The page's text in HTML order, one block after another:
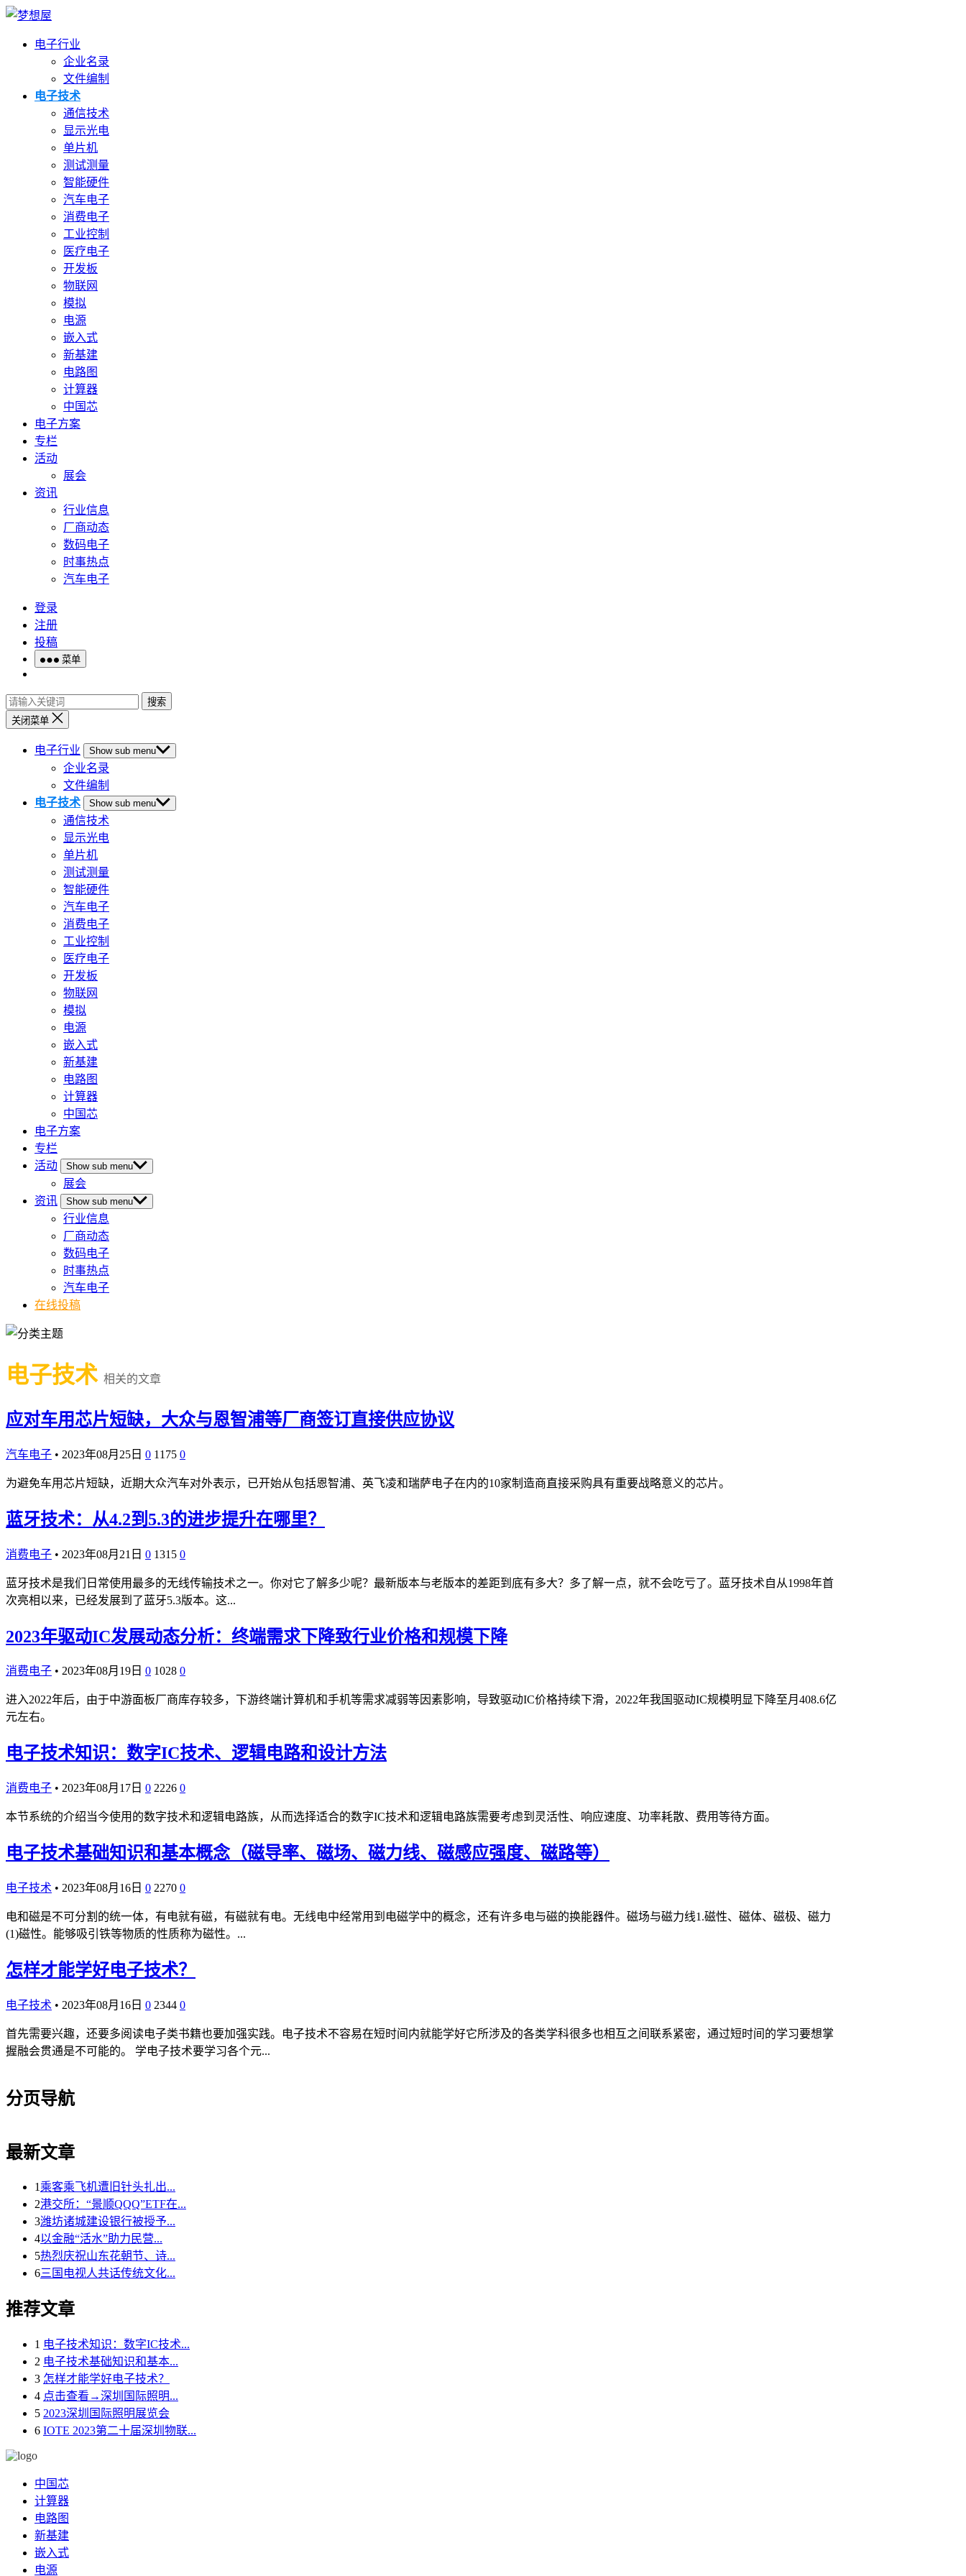
电子行业
企业名录
文件编制
电子技术
通信技术
显示光电
单片机
测试测量
智能硬件
汽车电子
消费电子
工业控制
医疗电子
开发板
物联网
模拟
电源
嵌入式
新基建
电路图
计算器
中国芯
电子方案
专栏
活动
展会
资讯
行业信息
厂商动态
数码电子
时事热点
汽车电子
登录
注册
投稿
菜单
搜索
关闭菜单
电子行业 Show sub menu
企业名录
文件编制
电子技术
Show sub menu
通信技术
显示光电
单片机
测试测量
智能硬件
汽车电子
消费电子
工业控制
医疗电子
开发板
物联网
模拟
电源
嵌入式
新基建
电路图
计算器
中国芯
电子方案
专栏
活动
Show sub menu
展会
资讯
Show sub menu
行业信息
厂商动态
数码电子
时事热点
汽车电子
在线投稿
电子技术 相关的文章
应对车用芯片短缺，大众与恩智浦等厂商签订直接供应协议
汽车电子 • 2023年08月25日 0 1175 0
为避免车用芯片短缺，近期大众汽车对外表示，已开始从包括恩智浦、英飞凌和瑞萨电子在内的10家制造商直接采购具有重要战略意义的芯片。
蓝牙技术：从4.2到5.3的进步提升在哪里？
消费电子 • 2023年08月21日 0 1315 0
蓝牙技术是我们日常使用最多的无线传输技术之一。你对它了解多少呢？最新版本与老版本的差距到底有多大？多了解一点，就不会吃亏了。蓝牙技术自从1998年首
次亮相以来，已经发展到了蓝牙5.3版本。这...
2023年驱动IC发展动态分析：终端需求下降致行业价格和规模下降
消费电子 • 2023年08月19日 0 1028 0
进入2022年后，由于中游面板厂商库存较多，下游终端计算机和手机等需求减弱等因素影响，导致驱动IC价格持续下滑，2022年我国驱动IC规模明显下降至月408.6亿
元左右。
电子技术知识：数字IC技术、逻辑电路和设计方法
消费电子 • 2023年08月17日 0 2226 0
本节系统的介绍当今使用的数字技术和逻辑电路族，从而选择适合的数字IC技术和逻辑电路族需要考虑到灵活性、响应速度、功率耗散、费用等待方面。
电子技术基础知识和基本概念（磁导率、磁场、磁力线、磁感应强度、磁路等）
电子技术 • 2023年08月16日 0 2270 0
电和磁是不可分割的统一体，有电就有磁，有磁就有电。无线电中经常用到电磁学中的概念，还有许多电与磁的换能器件。磁场与磁力线1.磁性、磁体、磁极、磁力
(1)磁性。能够吸引铁等物质的性质称为磁性。...
怎样才能学好电子技术？
电子技术 • 2023年08月16日 0 2344 0
首先需要兴趣，还要多阅读电子类书籍也要加强实践。电子技术不容易在短时间内就能学好它所涉及的各类学科很多也相互之间联系紧密，通过短时间的学习要想掌
握融会贯通是不可能的。 学电子技术要学习各个元...
分页导航
最新文章
1乘客乘飞机遭旧针头扎出...
2港交所：“景顺QQQ”ETF在...
3潍坊诸城建设银行被授予...
4以金融“活水”助力民营...
5热烈庆祝山东花朝节、诗...
6三国电视人共话传统文化...
推荐文章
1 电子技术知识：数字IC技术...
2 电子技术基础知识和基本...
3 怎样才能学好电子技术？
4 点击查看→深圳国际照明...
5 2023深圳国际照明展览会
6 IOTE 2023第二十届深圳物联...
中国芯
计算器
电路图
新基建
嵌入式
电源